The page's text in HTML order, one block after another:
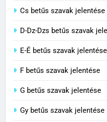
3
4
Cs betűs szavak jelentése
D-Dz-Dzs betűs szavak
E-É betűs szavak jelentése
F betűs szavak jelentése
G betűs szavak jelentése
Gy betűs szavak jelentése